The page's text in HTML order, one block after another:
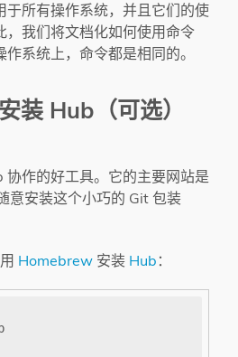
于所有操作系统，并且它们的使
，我们将文档化如何使用命令
系统上，命令都是相同的。
装 Hub（可选）
作的好工具。它的主要网站是
意安装这个小巧的 Git 包装
Homebrew 安装 Hub ：